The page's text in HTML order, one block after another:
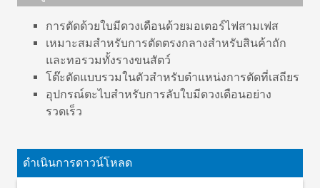
การตัดด้วยใบมีดวงเดือนด้วยมอเตอร์ไฟสามเฟส
เหมาะสมสำหรับการตัดตรงกลางสำหรับสินค้าถัก
และทอรวมทั้งรางขนสัตว์
โต๊ะตัดแบบรวมในตัวสำหรับตำแหน่งการตัดที่เสถียร
อุปกรณ์ตะไบสำหรับการลับใบมีดวงเดือนอย่าง
รวดเร็ว
ประเภทวัสดุ
ความหนาของวัสดุ
สูงสุด 30 มม.
ดำเนินการดาวน์โหลด